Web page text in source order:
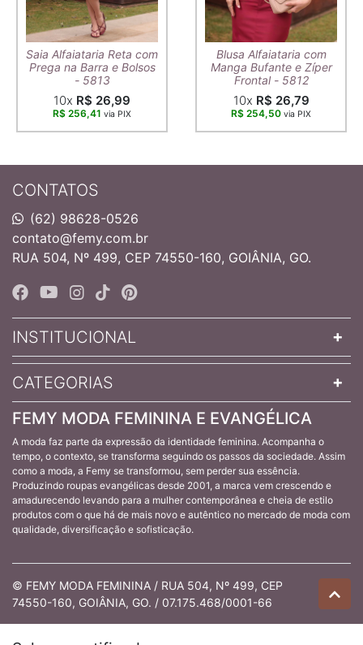
Saia Alfaiataria Reta com
Prega na Barra e Bolsos
- 5813
10x R$ 26,99
R$ 256,41 via PIX
Blusa Alfaiataria com
Manga Bufante e Zíper
Frontal - 5812
10x R$ 26,79
R$ 254,50 via PIX
CONTATOS
(62) 98628-0526
contato@femy.com.br
RUA 504, Nº 499, CEP 74550-160, GOIÂNIA, GO.
INSTITUCIONAL
CATEGORIAS
FEMY MODA FEMININA E EVANGÉLICA
A moda faz parte da expressão da identidade feminina. Acompanha o
tempo, o contexto, se transforma seguindo os passos da sociedade. Assim
como a moda, a Femy se transformou, sem perder sua essência.
Produzindo roupas evangélicas desde 2001, a marca vem crescendo e
amadurecendo levando para a mulher contemporânea e cheia de estilo
produtos com o que há de mais novo e autêntico no mercado de moda com
qualidade, diversificação e sofisticação.
© FEMY MODA FEMININA / RUA 504, Nº 499, CEP
74550-160, GOIÂNIA, GO. / 07.175.468/0001-66